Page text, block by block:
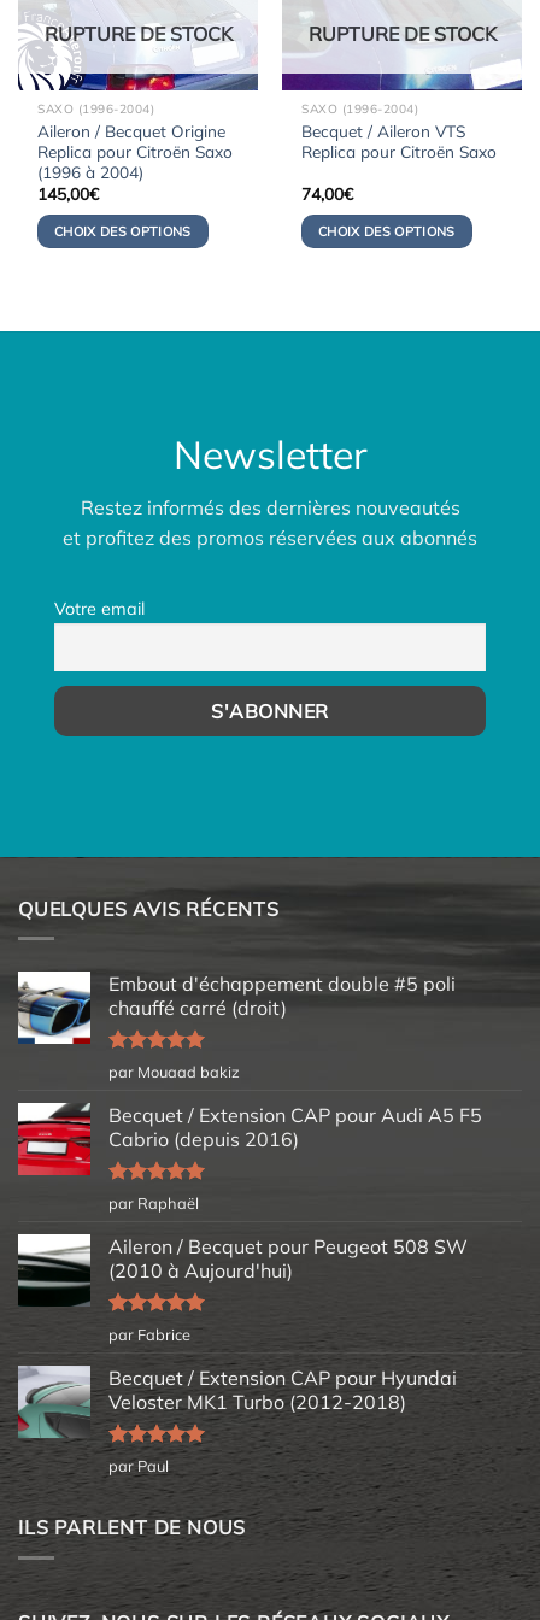
RUPTURE DE STOCK
SAXO (1996-2004)
Aileron / Becquet Origine
Replica pour Citroën Saxo
(1996 à 2004)
145,00€
CHOIX DES OPTIONS
RUPTURE DE STOCK
SAXO (1996-2004)
Becquet / Aileron VTS
Replica pour Citroën Saxo
74,00€
CHOIX DES OPTIONS
Newsletter
Restez informés des dernières nouveautés
et profitez des promos réservées aux abonnés
Votre email
QUELQUES AVIS RÉCENTS
Embout d'échappement double #5 poli
chauffé carré (droit)
Note5sur
5
par Mouaad bakiz
Becquet / Extension CAP pour Audi A5 F5
Cabrio (depuis 2016)
Note5sur
5
par Raphaël
Aileron / Becquet pour Peugeot 508 SW
(2010 à Aujourd'hui)
Note5sur
5
par Fabrice
Becquet / Extension CAP pour Hyundai
Veloster MK1 Turbo (2012-2018)
Note5sur
5
par Paul
ILS PARLENT DE NOUS